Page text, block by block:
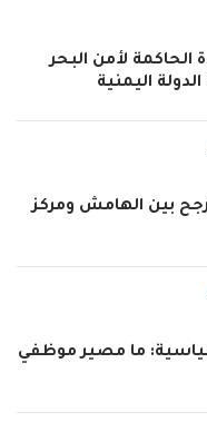
لأمن البحر
اليمنية
بين الهامش ومركز
ما مصير موظفي